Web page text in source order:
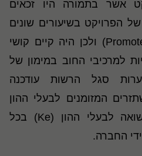
אשר בתמורה היו זכאים
הפרויקט בשיעורים שונים
הגבוהים מחלקם בהון (Promote) ולכן היה קיים קושי
למרכיבי החוב במימון של
סגל הרשות עודכנה
המזומנים לבעלי ההון
(FCFE) הוון בשיעור תשואה לבעלי ההון (Ke) בכל
החברה.